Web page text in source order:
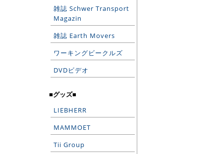
雑誌 Schwer Transport
Magazin
雑誌 Earth Movers
ワーキングビークルズ
DVDビデオ
■グッズ■
LIEBHERR
MAMMOET
Tii Group